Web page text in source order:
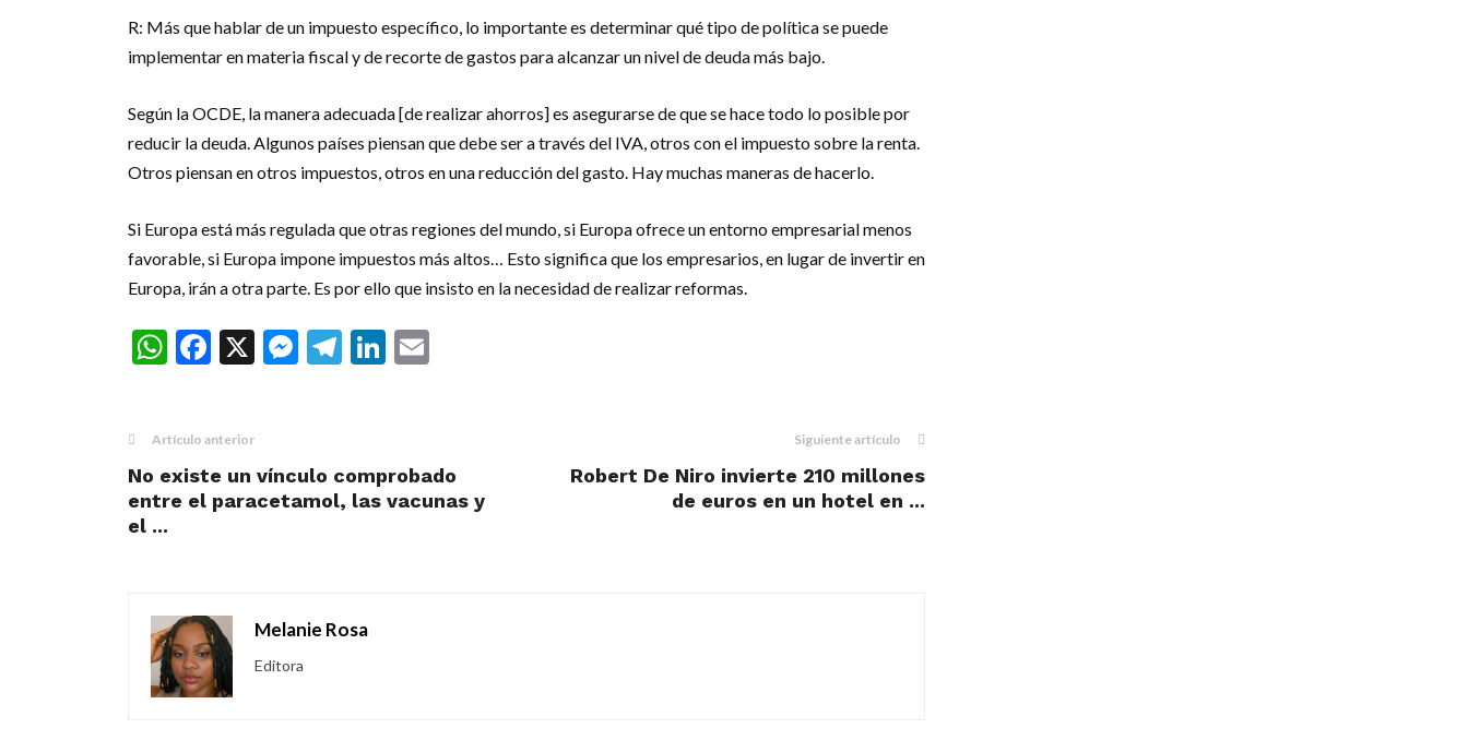
R: Más que hablar de un impuesto específico, lo importante es determinar qué tipo de política se puede
implementar en materia fiscal y de recorte de gastos para alcanzar un nivel de deuda más bajo.
Según la OCDE, la manera adecuada [de realizar ahorros] es asegurarse de que se hace todo lo posible por
reducir la deuda. Algunos países piensan que debe ser a través del IVA, otros con el impuesto sobre la renta.
Otros piensan en otros impuestos, otros en una reducción del gasto. Hay muchas maneras de hacerlo.
Si Europa está más regulada que otras regiones del mundo, si Europa ofrece un entorno empresarial menos
favorable, si Europa impone impuestos más altos… Esto significa que los empresarios, en lugar de invertir en
Europa, irán a otra parte. Es por ello que insisto en la necesidad de realizar reformas.
WhatsApp
Facebook
X Messenger
Telegram
LinkedIn
Artículo anterior
No existe un vínculo comprobado
entre el paracetamol, las vacunas y
el ...
Siguiente artículo
Robert De Niro invierte 210 millones
de euros en un hotel en ...
Melanie Rosa
Editora